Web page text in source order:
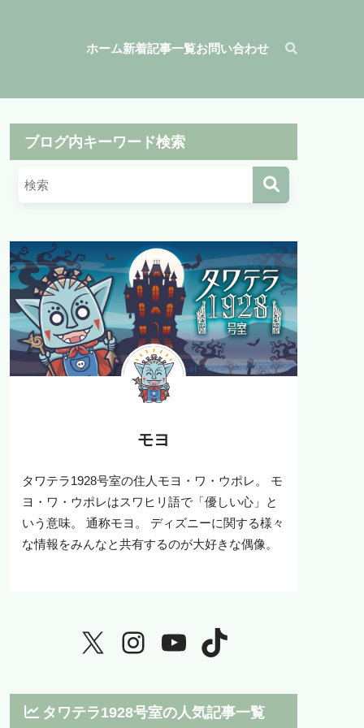
ホーム新着記事一覧お問い合わせ
ブログ内キーワード検索
モヨ
タワテラ1928号室の住人モヨ・ワ・ウポレ。 モ
ヨ・ワ・ウポレはスワヒリ語で「優しい心」と
いう意味。 通称モヨ。 ディズニーに関する様々
な情報をみんなと共有するのが大好きな偶像。
タワテラ1928号室の人気記事一覧